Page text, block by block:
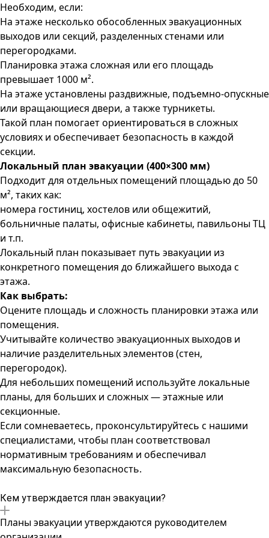
Необходим, если:
На этаже несколько обособленных эвакуационных
выходов или секций, разделенных стенами или
перегородками.
Планировка этажа сложная или его площадь
превышает 1000 м².
На этаже установлены раздвижные, подъемно-опускные
или вращающиеся двери, а также турникеты.
Такой план помогает ориентироваться в сложных
условиях и обеспечивает безопасность в каждой
секции.
Локальный план эвакуации (400×300 мм)
Подходит для отдельных помещений площадью до 50
м², таких как:
номера гостиниц, хостелов или общежитий,
больничные палаты, офисные кабинеты, павильоны ТЦ
и т.п.
Локальный план показывает путь эвакуации из
конкретного помещения до ближайшего выхода с
этажа.
Как выбрать:
Оцените площадь и сложность планировки этажа или
помещения.
Учитывайте количество эвакуационных выходов и
наличие разделительных элементов (стен,
перегородок).
Для небольших помещений используйте локальные
планы, для больших и сложных — этажные или
секционные.
Если сомневаетесь, проконсультируйтесь с нашими
специалистами, чтобы план соответствовал
нормативным требованиям и обеспечивал
максимальную безопасность.
Кем утверждается план эвакуации?
Планы эвакуации утверждаются руководителем